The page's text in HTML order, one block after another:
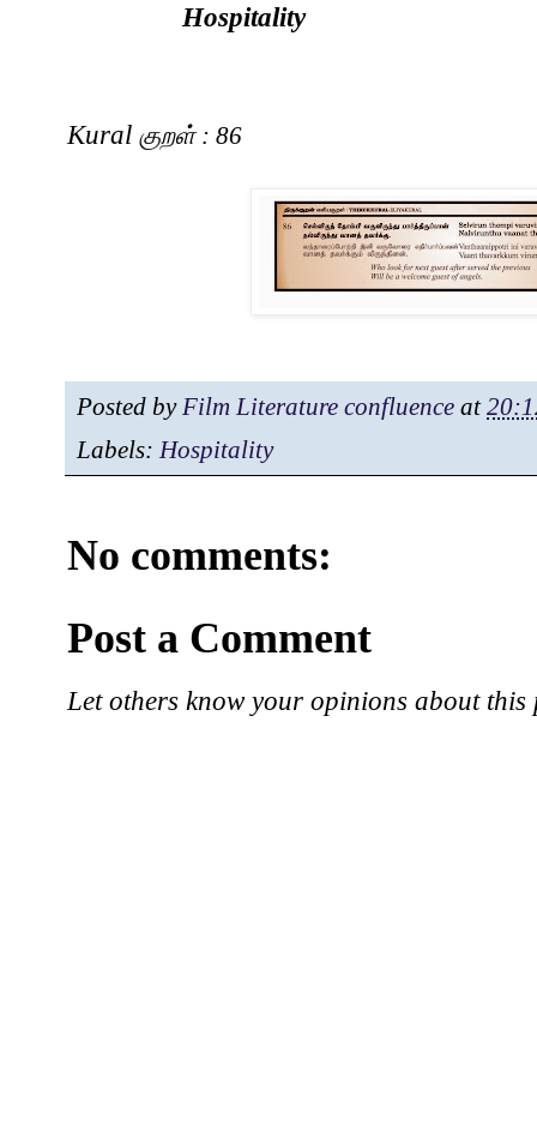
Hospitality
Kural குறள் : 86
Posted by Film Literature confluence at
Labels: Hospitality
No comments:
Post a Comment
Let others know your opinions about this